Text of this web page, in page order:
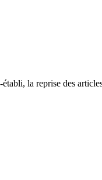
la reprise des